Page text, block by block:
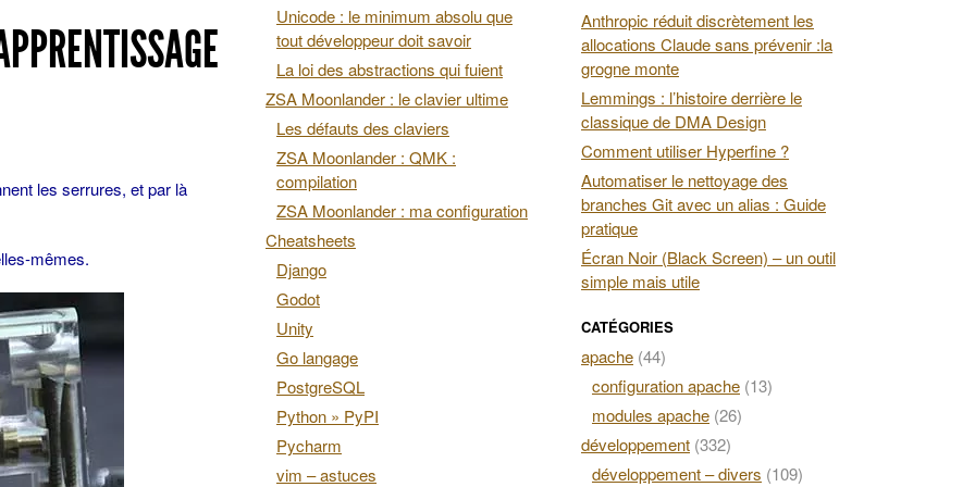
les serrures, et par là
mêmes.
Unicode : le minimum absolu que
tout développeur doit savoir
La loi des abstractions qui fuient
ZSA Moonlander : le clavier ultime
Les défauts des claviers
ZSA Moonlander : QMK :
compilation
ZSA Moonlander : ma configuration
Cheatsheets
Django
Godot
Unity
Go langage
PostgreSQL
Python » PyPI
Pycharm
vim – astuces
Anthropic réduit discrètement les
allocations Claude sans prévenir :la
grogne monte
Lemmings : l’histoire derrière le
classique de DMA Design
Comment utiliser Hyperfine ?
Automatiser le nettoyage des
branches Git avec un alias : Guide
pratique
Écran Noir (Black Screen) – un outil
simple mais utile
CATÉGORIES
apache (44)
configuration apache (13)
modules apache (26)
développement (332)
développement – divers (109)